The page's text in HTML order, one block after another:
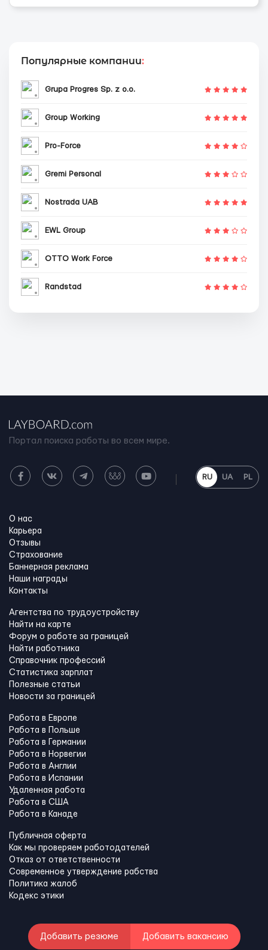
Популярные компании:
Grupa Progres Sp. z o.o.
Group Working
Pro-Force
Gremi Personal
Nostrada UAB
EWL Group
OTTO Work Force
Randstad
Портал поиска работы во всем мире.
RU UA PL
О нас
Карьера
Отзывы
Страхование
Баннерная реклама
Наши награды
Контакты
Агентства по трудоустройству
Найти на карте
Форум о работе за границей
Найти работника
Справочник профессий
Статистика зарплат
Полезные статьи
Новости за границей
Работа в Европе
Работа в Польше
Работа в Германии
Работа в Норвегии
Работа в Англии
Работа в Испании
Удаленная работа
Работа в США
Работа в Канадe
Публичная оферта
Как мы проверяем работодателей
Отказ от ответственности
Современное утверждение рабства
Политика жалоб
Кодекс этики
Добавить резюме Добавить вакансию